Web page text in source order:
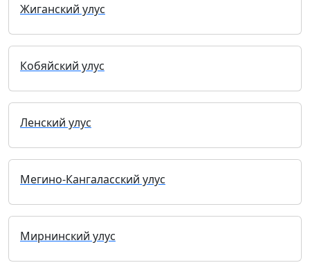
Жиганский улус
Кобяйский улус
Ленский улус
Мегино-Кангаласский улус
Мирнинский улус